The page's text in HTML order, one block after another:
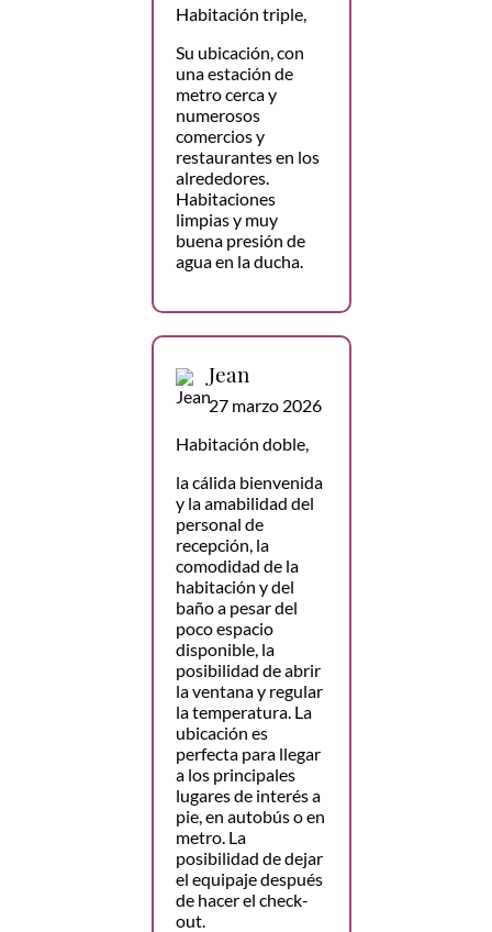
Habitación triple,
Su ubicación, con
una estación de
metro cerca y
numerosos
comercios y
restaurantes en los
alrededores.
Habitaciones
limpias y muy
buena presión de
agua en la ducha.
Jean
27 marzo 2026
Habitación doble,
la cálida bienvenida
y la amabilidad del
personal de
recepción, la
comodidad de la
habitación y del
baño a pesar del
poco espacio
disponible, la
posibilidad de abrir
la ventana y regular
la temperatura. La
ubicación es
perfecta para llegar
a los principales
lugares de interés a
pie, en autobús o en
metro. La
posibilidad de dejar
el equipaje después
de hacer el check-
out.